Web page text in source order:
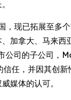
，现已拓展至多
加拿大、马来西
公司的子公司，
任，并因其创新
媒体的认可。